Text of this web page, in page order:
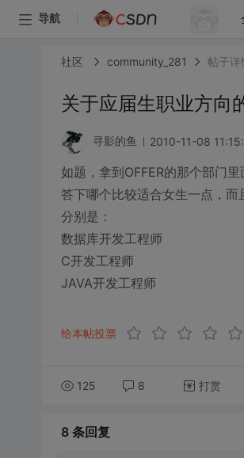
导航
社区 community_281 帖子详
关于应届生职业方向
寻影的鱼 2010-11-08
如题，拿到OFFER的那个部门
答下哪个比较适合女生一点，
分别是：
数据库开发工程师
C开发工程师
JAVA开发工程师
给本帖投票
125 8 打赏
8 条回复